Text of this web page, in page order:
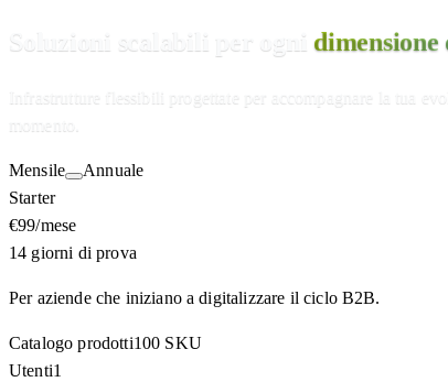
Soluzioni scalabili per ogni dimensione
Infrastrutture flessibili progettate per accompagnare la tua
momento.
Mensile
Annuale
Starter
€99/mese
14 giorni di prova
Per aziende che iniziano a digitalizzare il ciclo B2B.
Catalogo prodotti100 SKU
Utenti1